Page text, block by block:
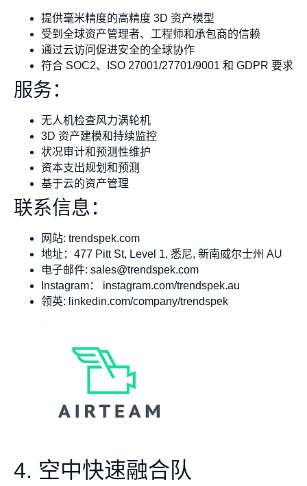
提供毫米精度的高精度 3D 资产模型
受到全球资产管理者、工程师和承包商的信赖
通过云访问促进安全的全球协作
符合 SOC2、ISO 27001/27701/9001 和 GDPR 要求
服务：
无人机检查风力涡轮机
3D 资产建模和持续监控
状况审计和预测性维护
资本支出规划和预测
基于云的资产管理
联系信息：
网站: trendspek.com
地址：477 Pitt St, Level 1, 悉尼, 新南威尔士州 AU
电子邮件: sales@trendspek.com
Instagram： instagram.com/trendspek.au
领英: linkedin.com/company/trendspek
4. 空中快速融合队